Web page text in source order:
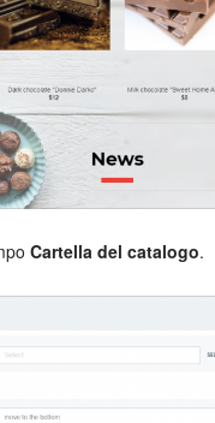
Cartella del catalogo.